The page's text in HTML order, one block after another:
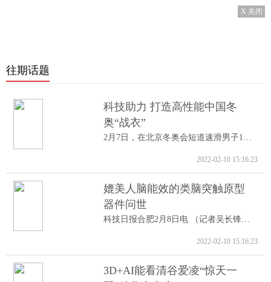
X 关闭
往期话题
科技助力 打造高性能中国冬
奥“战衣”
2月7日，在北京冬奥会短道速滑男子1000米A...
2022-02-10 15:16:23
媲美人脑能效的类脑突触原型
器件问世
科技日报合肥2月8日电 （记者吴长锋）8日...
2022-02-10 15:16:23
3D+AI能看清谷爱凌“惊天一